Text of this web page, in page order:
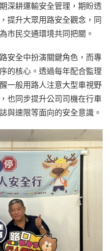
深耕運輸安全管理，期盼透
提升大眾用路安全觀念，同
市民交通環境共同把關。
安全中扮演關鍵角色，而專
的核心。透過每年配合監理
一般用路人注意大型車視野
也同步提升公司司機在行車
與速限等面向的安全意識。